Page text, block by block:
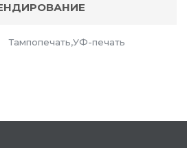
Тампопечать,УФ-печать